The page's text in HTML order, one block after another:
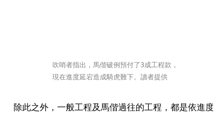
吹哨者指出，馬偕破例預付了3成工程款，
現在進度延宕造成騎虎難下。讀者提供
除此之外，一般工程及馬偕過往的工程，都是依進度